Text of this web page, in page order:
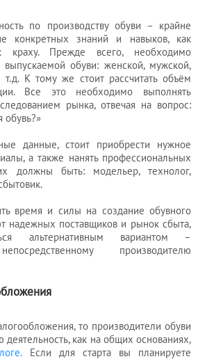
по производству обуви – крайне
конкретных знаний и навыков, как
краху. Прежде всего, необходимо
обуви: женской, мужской,
т.д. К тому же стоит рассчитать объём
Все это необходимо выполнять
рынка, отвечая на вопрос:
обувь?»
данные, стоит приобрести нужное
а также нанять профессиональных
должны быть: модельер, технолог,
время и силы на создание обувного
надежных поставщиков и рынок сбыта,
альтернативным вариантом –
производителю
то производители обуви
деятельность, как на общих основаниях,
Если для старта вы планируете